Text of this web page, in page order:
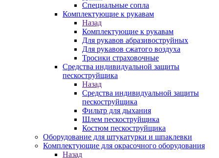
Специальные сопла
Комплектующие к рукавам
Назад
Комплектующие к рукавам
Для рукавов абразивоструйных
Для рукавов сжатого воздуха
Тросики страховочные
Средства индивидуальной защиты
пескоструйщика
Назад
Средства индивидуальной защиты
пескоструйщика
Фильтр для дыхания
Шлем пескоструйщика
Костюм пескоструйщика
Оборудование для штукатурки и шпаклевки
Комплектующие для окрасочного оборудования
Назад